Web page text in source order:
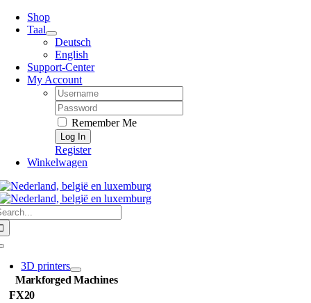
Skip
Shop
Taal
Deutsch
English
Support-Center
My Account
Username:
Password:
Remember Me
Register
Winkelwagen
3D printers
Markforged Machines
FX20